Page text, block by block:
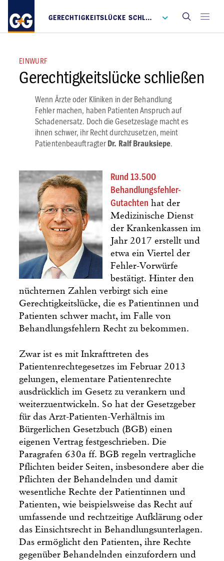
GERECHTIGKEITSLÜCKE SCHLIESSEN
EINWURF
Gerechtigkeitslücke schließen
Wenn Ärzte oder Kliniken in der Behandlung
Fehler machen, haben Patienten Anspruch auf
Schadenersatz. Doch die Gesetzeslage macht es
ihnen schwer, ihr Recht durchzusetzen, meint
Patientenbeauftragter Dr. Ralf Brauksiepe.
Rund 13.500
Behandlungsfehler-
Gutachten hat der
Medizinische Dienst
der Krankenkassen im
Jahr 2017 erstellt und
etwa ein Viertel der
Fehler-Vorwürfe
bestätigt. Hinter den
nüchternen Zahlen verbirgt sich eine
Gerechtigkeitslücke, die es Patientinnen und
Patienten schwer macht, im Falle von
Behandlungsfehlern Recht zu bekommen.
Zwar ist es mit Inkrafttreten des
Patientenrechtegesetzes im Februar 2013
gelungen, elementare Patientenrechte
ausdrücklich im Gesetz zu verankern und
weiterzuentwickeln. So hat der Gesetzgeber
für das Arzt-Patienten-Verhältnis im
Bürgerlichen Gesetzbuch (BGB) einen
eigenen Vertrag festgeschrieben. Die
Paragrafen 630a ff. BGB regeln vertragliche
Pflichten beider Seiten, insbesondere aber die
Pflichten der Behandelnden und damit
wesentliche Rechte der Patientinnen und
Patienten, wie beispielsweise das Recht auf
umfassende und rechtzeitige Aufklärung oder
das Einsichtsrecht in Behandlungsunterlagen.
Das ermöglicht den Patienten, ihre Rechte
gegenüber Behandelnden einzufordern und